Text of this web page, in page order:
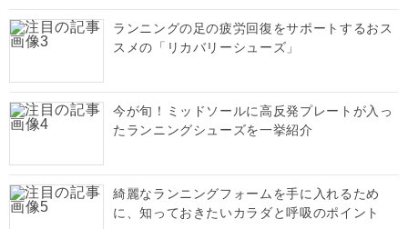
ランニングの足の疲労回復をサポートするおス
スメの「リカバリーシューズ」
今が旬！ミッドソールに高反発プレートが入っ
たランニングシューズを一挙紹介
綺麗なランニングフォームを手に入れるため
に、知っておきたいカラダと呼吸のポイント